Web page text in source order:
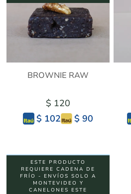
BROWNIE RAW
$ 120
$ 102
$ 90
ESTE PRODUCTO
REQUIERE CADENA DE
FRÍO - ENVÍOS SOLO A
MONTEVIDEO Y
CANELONES ESTE